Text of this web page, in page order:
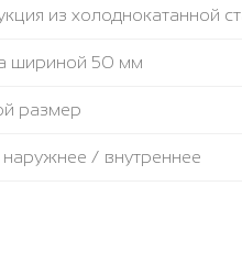
из холоднокатанной
шириной 50 мм
размер
/ внутреннее